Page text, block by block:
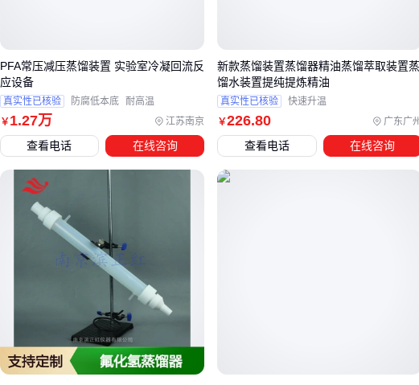
日常活动能力（便携性对需外出患者更重要）
当患者存在明显呼吸肌无力或无法形成有效吸气峰流速时，
或干粉吸入器可能比传统PMDI更可靠。这类替
代方案通过患者吸气动作自动触发给药，避免了按压与吸气不
同步导致的药物沉积损失。
实际选型时建议分两步验证：先通过医疗评估确定基础疾病类
型和肺功能状态，再让患者在指导下试用以观察实际操作效
果。配套组件如
治疗效果，这需要结合下一环节的配件选择综合考量。
四、为什么PMDI吸入装置需要搭配储雾罐？
PMDI吸入装置虽然便携易用，但其药物递送效率受患者呼吸协
调性影响较大。对于儿童、老年人或急性发作期的患者，搭配
￥ 1.27万 江苏南京
PFA常压减压蒸馏装置 实验室冷凝回流反
应设备
真实性已核验 防腐低本底 耐高温
查看电话 在线咨询
￥226.80 广东广
新款蒸馏装置蒸馏器精油蒸馏萃取装置蒸
馏水装置提纯提炼精油
真实性已核验 快速升温
查看电话 在线咨询